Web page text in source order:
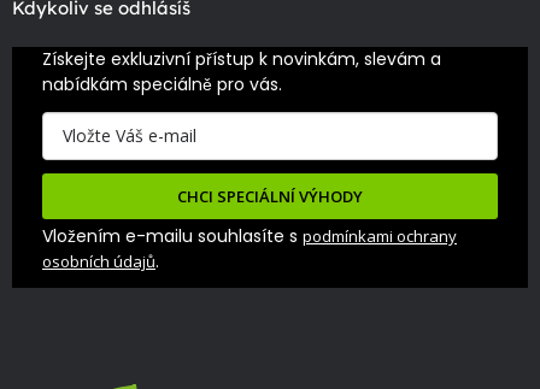
Kdykoliv se odhlásíš
Získejte exkluzivní přístup k novinkám, slevám a
nabídkám speciálně pro vás.
CHCI SPECIÁLNÍ VÝHODY
Vložením e-mailu souhlasíte s podmínkami ochrany
osobních údajů.